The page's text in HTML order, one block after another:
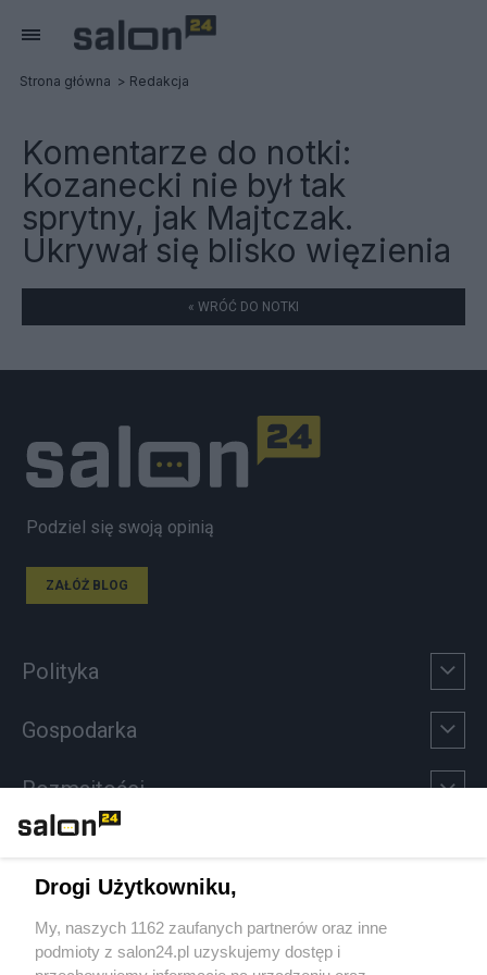
Strona główna Redakcja
Komentarze do notki:
Kozanecki nie był tak
sprytny, jak Majtczak.
Ukrywał się blisko więzienia
« WRÓĆ DO NOTKI
Podziel się swoją opinią
ZAŁÓŻ BLOG
Polityka
Gospodarka
Rozmaitości
Sport
Społeczeństwo
Drogi Użytkowniku,
My, naszych 1162 zaufanych partnerów oraz inne
podmioty z salon24.pl uzyskujemy dostęp i